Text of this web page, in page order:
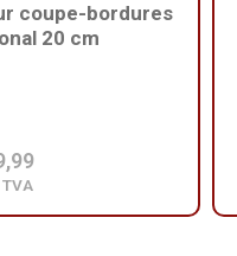
coupe-bordures
20 cm